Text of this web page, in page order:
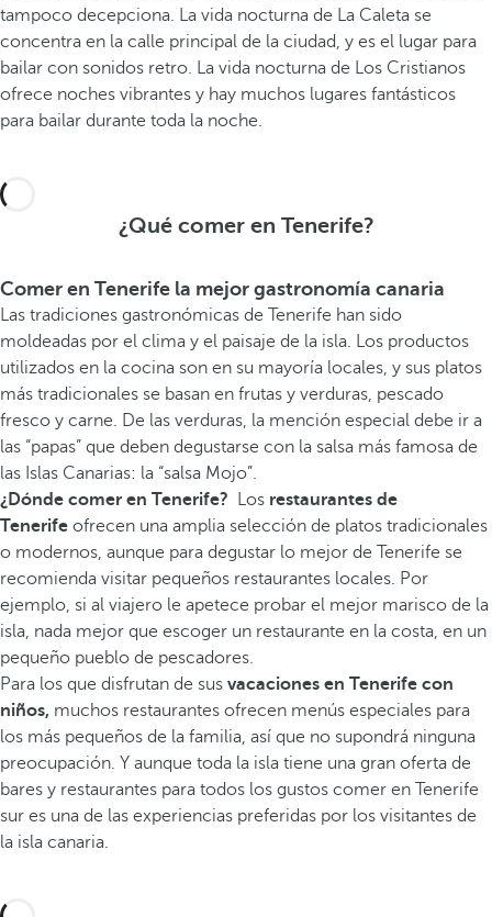
tampoco decepciona. La vida nocturna de La Caleta se
concentra en la calle principal de la ciudad, y es el lugar para
bailar con sonidos retro. La vida nocturna de Los Cristianos
ofrece noches vibrantes y hay muchos lugares fantásticos
para bailar durante toda la noche.
¿Qué comer en Tenerife?
Comer en Tenerife la mejor gastronomía canaria
Las tradiciones gastronómicas de Tenerife han sido
moldeadas por el clima y el paisaje de la isla. Los productos
utilizados en la cocina son en su mayoría locales, y sus platos
más tradicionales se basan en frutas y verduras, pescado
fresco y carne. De las verduras, la mención especial debe ir a
las “papas” que deben degustarse con la salsa más famosa de
las Islas Canarias: la “salsa Mojo”.
¿Dónde comer en Tenerife?
Los restaurantes de
Tenerife ofrecen una amplia selección de platos tradicionales
o modernos, aunque para degustar lo mejor de Tenerife se
recomienda visitar pequeños restaurantes locales. Por
ejemplo, si al viajero le apetece probar el mejor marisco de la
isla, nada mejor que escoger un restaurante en la costa, en un
pequeño pueblo de pescadores.
Para los que disfrutan de sus vacaciones en Tenerife con
niños, muchos restaurantes ofrecen menús especiales para
los más pequeños de la familia, así que no supondrá ninguna
preocupación. Y aunque toda la isla tiene una gran oferta de
bares y restaurantes para todos los gustos comer en Tenerife
sur es una de las experiencias preferidas por los visitantes de
la isla canaria.